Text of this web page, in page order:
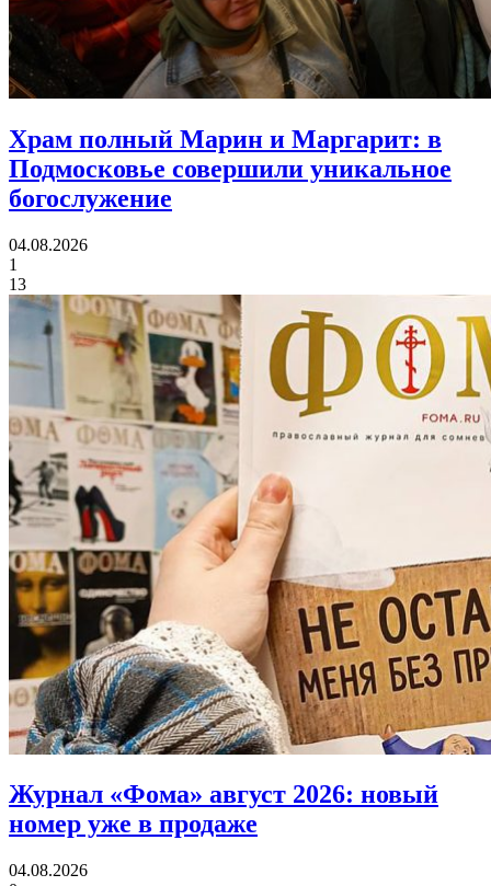
Храм полный Марин и Маргарит: в
Подмосковье совершили уникальное
богослужение
04.08.2026
1
13
Журнал «Фома» август 2026: новый
номер уже в продаже
04.08.2026